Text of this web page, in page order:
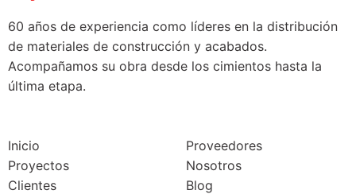
60 años de experiencia como líderes en la distribución
de materiales de construcción y acabados.
Acompañamos su obra desde los cimientos hasta la
última etapa.
Inicio
Proyectos
Clientes
Proveedores
Nosotros
Blog